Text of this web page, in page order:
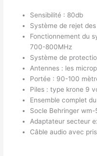
Sensibilité : 80db
Système de rejet
Fonctionnement du
700-800MHz
Système de
Antennes : les
Portée : 90-100
Piles : type krone 9
Ensemble complet
Socle Behringer wm-
Adaptateur secteur
Câble audio avec